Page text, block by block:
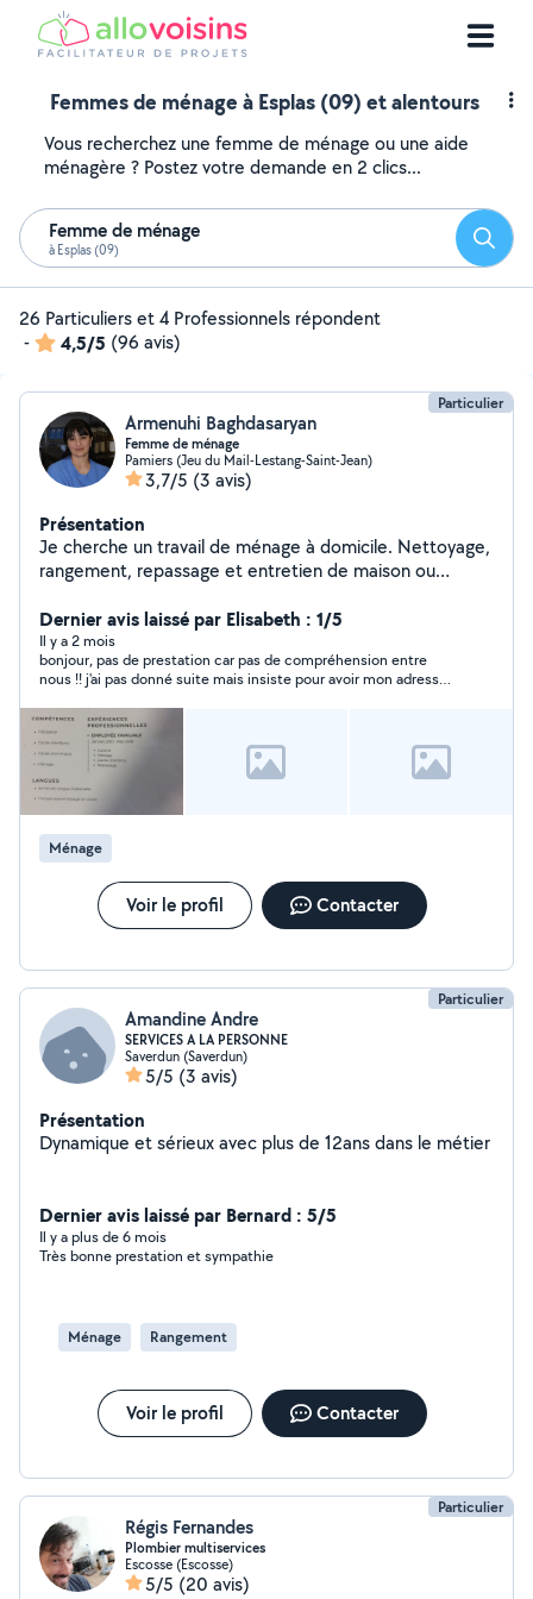
Femmes de ménage à Esplas (09) et alentours
Vous recherchez une femme de ménage ou une aide
ménagère ? Postez votre demande en 2 clics...
Femme de ménage
à Esplas (09)
26 Particuliers et 4 Professionnels répondent
-
4,5/5 (96 avis)
Particulier
Armenuhi Baghdasaryan
Femme de ménage
Pamiers (Jeu du Mail-Lestang-Saint-Jean)
3,7/5 (3 avis)
Présentation
Je cherche un travail de ménage à domicile. Nettoyage,
rangement, repassage et entretien de maison ou
Dernier avis laissé par Elisabeth : 1/5
Il y a 2 mois
bonjour, pas de prestation car pas de compréhension entre
nous !! j'ai pas donné suite mais insiste pour avoir mon adresse
Ménage
Voir le profil Contacter
Particulier
Amandine Andre
SERVICES A LA PERSONNE
Saverdun (Saverdun)
5/5 (3 avis)
Présentation
Dynamique et sérieux avec plus de 12ans dans le métier
Dernier avis laissé par Bernard : 5/5
Il y a plus de 6 mois
Très bonne prestation et sympathie
Ménage Rangement
Voir le profil Contacter
Particulier
Régis Fernandes
Plombier multiservices
Escosse (Escosse)
5/5 (20 avis)